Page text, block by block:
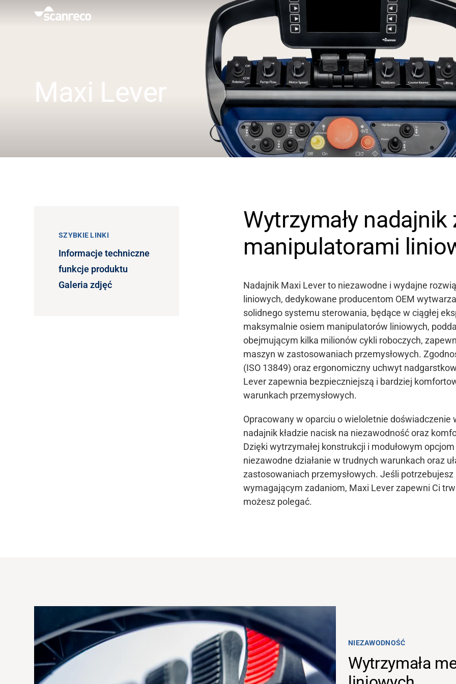
Maxi Lever
Wytrzymały nadajnik
manipulatorami
Nadajnik Maxi Lever to niezawodne i wydajne
liniowych, dedykowane producentom OEM
solidnego systemu sterowania, będące w ciągłej
maksymalnie osiem manipulatorów liniowych,
obejmującym kilka milionów cykli roboczych,
maszyn w zastosowaniach przemysłowych.
(ISO 13849) oraz ergonomiczny uchwyt
Lever zapewnia bezpieczniejszą i bardziej
warunkach przemysłowych.
Opracowany w oparciu o wieloletnie
nadajnik kładzie nacisk na niezawodność oraz
Dzięki wytrzymałej konstrukcji i modułowym
niezawodne działanie w trudnych warunkach oraz
zastosowaniach przemysłowych. Jeśli
wymagającym zadaniom, Maxi Lever zapewni Ci
możesz polegać.
SZYBKIE LINKI
Informacje techniczne
funkcje produktu
Galeria zdjęć
NIEZAWODNOŚĆ
Wytrzymała